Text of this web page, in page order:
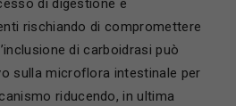
di digestione e
rischiando di compromettere
di carboidrasi può
sulla microflora intestinale per
riducendo, in ultima